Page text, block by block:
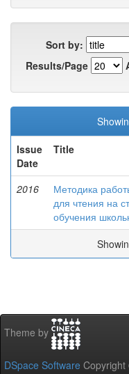
Sort by:
Results/Page
Issue
Date
Title
2016
Методика
для чтения на
обучения
Theme by
DSpace Software